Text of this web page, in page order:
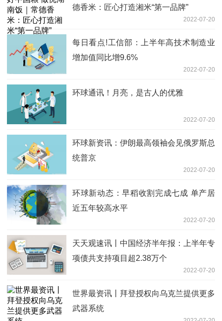
德香米：匠心打造湘米“第一品牌”
2022-07-20
每日看点!工信部：上半年高技术制造业
增加值同比增9.6%
2022-07-20
环球通讯！月亮，是古人的优雅
2022-07-20
环球新资讯：伊朗最高领袖会见俄罗斯总
统普京
2022-07-20
环球新动态：早稻收割完成七成 单产居
近五年较高水平
2022-07-20
天天观速讯丨中国经济半年报：上半年专
项债共支持项目超2.38万个
2022-07-20
世界最资讯丨拜登授权向乌克兰提供更多
武器系统